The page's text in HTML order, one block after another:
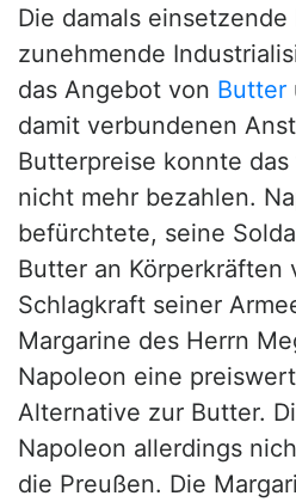
Die damals
zunehmende
das Angebot von Butter
damit verbundenen
Butterpreise konnte
nicht mehr bezahlen.
befürchtete, seine
Butter an Körperkräften
Schlagkraft seiner
Margarine des Herrn
Napoleon eine
Alternative zur Butter.
Napoleon allerdings
die Preußen. Die